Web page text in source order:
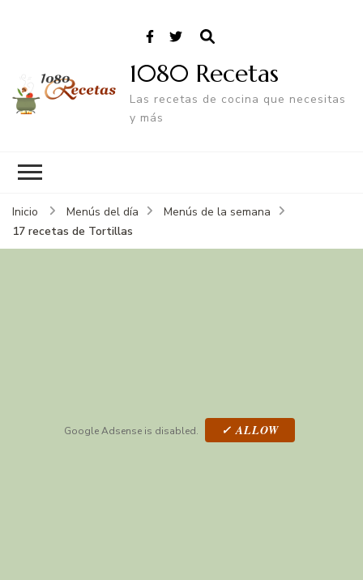
1080 Recetas
Las recetas de cocina que necesitas
y más
Inicio Menús del día
Menús de la semana
17 recetas de Tortillas
Google Adsense is disabled. ✓ ALLOW